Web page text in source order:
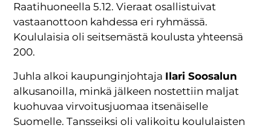
Raatihuoneella 5.12. Vieraat osallistuivat
vastaanottoon kahdessa eri ryhmässä.
Koululaisia oli seitsemästä koulusta yhteensä
200.
Juhla alkoi kaupunginjohtaja Ilari Soosalun
alkusanoilla, minkä jälkeen nostettiin maljat
kuohuvaa virvoitusjuomaa itsenäiselle
Suomelle. Tansseiksi oli valikoitu koululaisten